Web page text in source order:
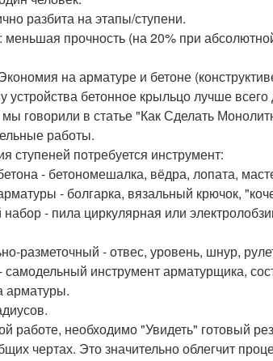
разбита на этапы/ступени.
меньшая прочность (на 20% при
на арматуре и бетоне
устройства бетонное крыльцо лучше
мы говорили в статье "Как Сделать
работы.
ступеней потребуется инструмент:
- бетономешалка, вёдра, лопата,
- болгарка, вязальный крючок,
- пила циркулярная или
разметочный - отвес, уровень, шнур,
самодельный инструмент арматурщика,
арматуры.
работе, необходимо "Увидеть" готовый
чертах. Это значительно облегчит